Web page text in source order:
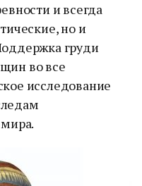
и всегда
но и
груди
во все
исследование